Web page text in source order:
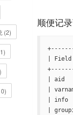
(2)
|
| aid
|
|
|